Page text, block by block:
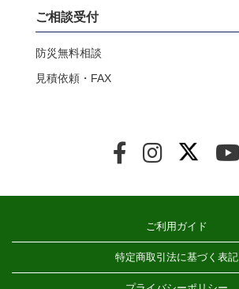
ご相談受付
防災無料相談
見積依頼・FAX
ご利用ガイド
特定商取引法に基づく表記